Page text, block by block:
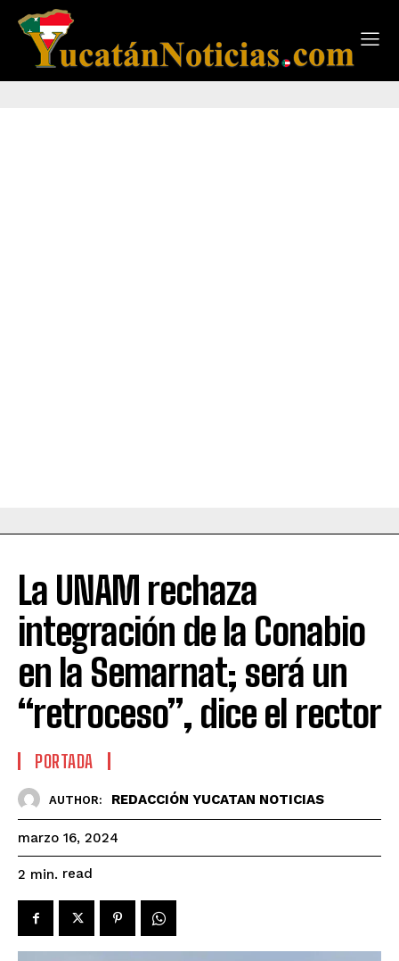
La UNAM rechaza
integración de la Conabio
en la Semarnat; será un
“retroceso”, dice el rector
PORTADA
AUTHOR: REDACCIÓN YUCATAN NOTICIAS
marzo 16, 2024
2 min. read